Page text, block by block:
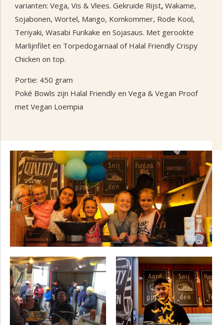
varianten: Vega, Vis & Vlees. Gekruide Rijst, Wakame,
Sojabonen, Wortel, Mango, Komkommer, Rode Kool,
Teriyaki, Wasabi Furikake en Sojasaus. Met gerookte
Marlijnfilet en Torpedogarnaal of Halal Friendly Crispy
Chicken on top.
Portie: 450 gram
Poké Bowls zijn Halal Friendly en Vega & Vegan Proof
met Vegan Loempia